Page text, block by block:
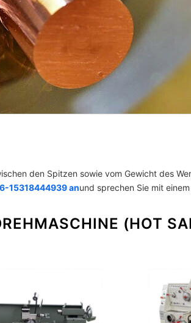
den Spitzen sowie vom Gewicht des
15318444939 anund sprechen Sie mit
(HOT